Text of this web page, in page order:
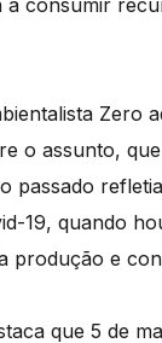
a consumir
Zero
o assunto,
passado
19, quando
produção e
que 5 de